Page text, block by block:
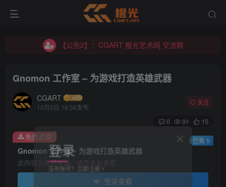
【公告2】：CGART 橙光艺术网 交流群
【公告2】：CGART 橙光艺术网 交流群
Gnomon 工作室 – 为游戏打造英雄武器
CGART
10月3日 16:56发布
关注
0 91 15
Gnomon 工作室 – 为游戏打造英雄武器
此内容为免费资源，请登录后查看
登录查看
免费资源 已售 5
登录
没有账号？立即注册